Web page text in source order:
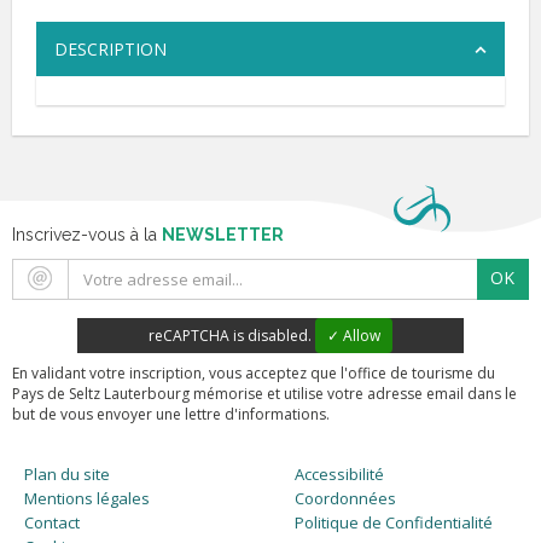
DESCRIPTION
Inscrivez-vous à la NEWSLETTER
OK
reCAPTCHA is disabled.
✓ Allow
En validant votre inscription, vous acceptez que l'office de tourisme du
Pays de Seltz Lauterbourg mémorise et utilise votre adresse email dans le
but de vous envoyer une lettre d'informations.
Plan du site
Accessibilité
Mentions légales
Coordonnées
Contact
Politique de Confidentialité